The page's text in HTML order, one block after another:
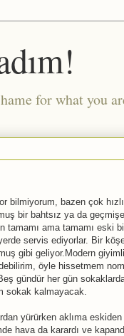
for what you
bilmiyorum, bazen çok
bir bahtsız ya da
ama tamamı eski
servis ediyorlar. Bir
gibi geliyor.Modern
öyle hissetmem
gündür her gün
sokak kalmayacak.
yürürken aklıma
hava da karardı ve